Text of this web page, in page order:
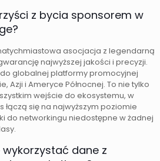
z bycia sponsorem w
asocjacja z legendarną
najwyższej jakości i precyzji.
globalnej platformy promocyjnej
Azji i Ameryce Północnej. To nie tylko
wejście do ekosystemu, w
się na najwyższym poziomie
do networkingu niedostępne w żadnej
dane z